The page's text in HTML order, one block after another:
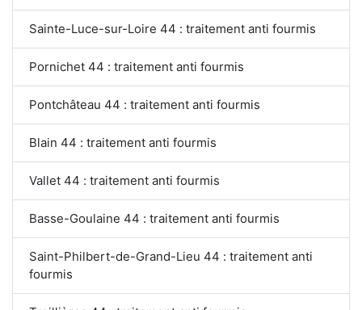
Sainte-Luce-sur-Loire 44 : traitement anti fourmis
Pornichet 44 : traitement anti fourmis
Pontchâteau 44 : traitement anti fourmis
Blain 44 : traitement anti fourmis
Vallet 44 : traitement anti fourmis
Basse-Goulaine 44 : traitement anti fourmis
Saint-Philbert-de-Grand-Lieu 44 : traitement anti
fourmis